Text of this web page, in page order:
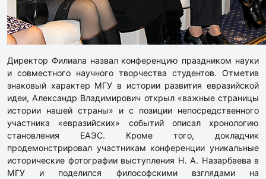
Директор Филиала назвал конференцию праздником науки
и совместного научного творчества студентов. Отметив
знаковый характер МГУ в истории развития евразийской
идеи, Александр Владимирович открыл «важные страницы
истории нашей страны» и с позиции непосредственного
участника «евразийских» событий описал хронологию
становления ЕАЭС. Кроме того, докладчик
продемонстрировал участникам конференции уникальные
исторические фотографии выступления Н. А. Назарбаева в
МГУ и поделился философскими взглядами на